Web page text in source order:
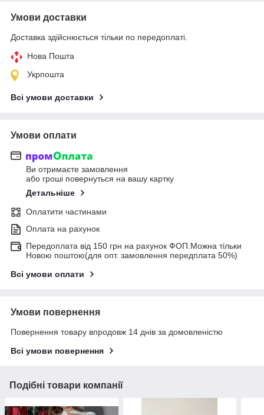
Умови доставки
Доставка здійснюється тільки по передоплаті.
Нова Пошта
Укрпошта
Всі умови доставки
Умови оплати
Ви отримаєте замовлення
або гроші повернуться на вашу картку
Детальніше
Оплатити частинами
Оплата на рахунок
Передоплата від 150 грн на рахунок ФОП.Можна тільки
Новою поштою(для опт. замовлення передплата 50%)
Всі умови оплати
Умови повернення
Повернення товару впродовж 14 днів за домовленістю
Всі умови повернення
Подібні товари компанії